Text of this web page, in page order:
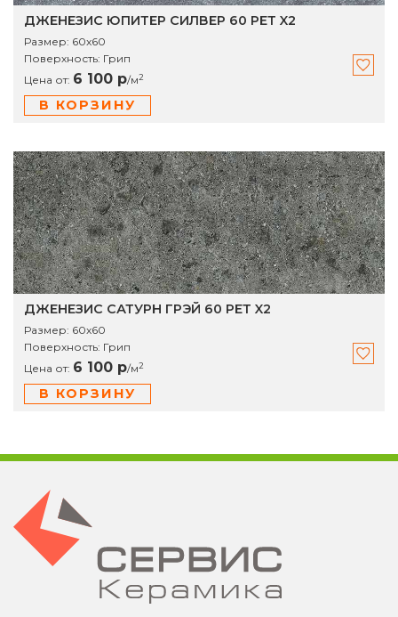
ДЖЕНЕЗИС ЮПИТЕР СИЛВЕР 60 РЕТ X2
Размер: 60x60
Поверхность: Грип
Цена от: 6 100 р/м2
В КОРЗИНУ
ДЖЕНЕЗИС САТУРН ГРЭЙ 60 РЕТ X2
Размер: 60x60
Поверхность: Грип
Цена от: 6 100 р/м2
В КОРЗИНУ